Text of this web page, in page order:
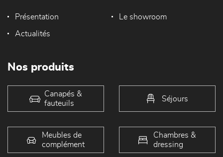
Présentation Le showroom
Actualités
Nos produits
Canapés &
fauteuils
Séjours
Meubles de
complément
Chambres &
dressing